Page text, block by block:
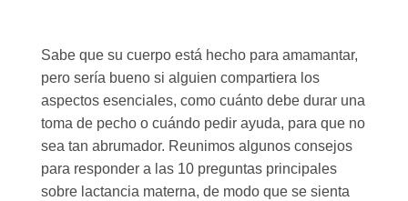
Sabe que su cuerpo está hecho para amamantar,
pero sería bueno si alguien compartiera los
aspectos esenciales, como cuánto debe durar una
toma de pecho o cuándo pedir ayuda, para que no
sea tan abrumador. Reunimos algunos consejos
para responder a las 10 preguntas principales
sobre lactancia materna, de modo que se sienta